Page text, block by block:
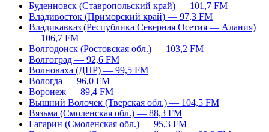
Буденновск (Ставропольский край) — 101,7 FM
Владивосток (Приморский край) — 97,3 FM
Владикавказ (Республика Северная Осетия — Алания)
— 106,7 FM
Волгодонск (Ростовская обл.) — 103,2 FM
Волгоград — 92,6 FM
Волноваха (ДНР) — 99,5 FM
Вологда — 96,0 FM
Воронеж — 89,4 FM
Вышний Волочек (Тверская обл.) — 104,5 FM
Вязьма (Смоленская обл.) — 88,3 FM
Гагарин (Смоленская обл.) — 95,3 FM